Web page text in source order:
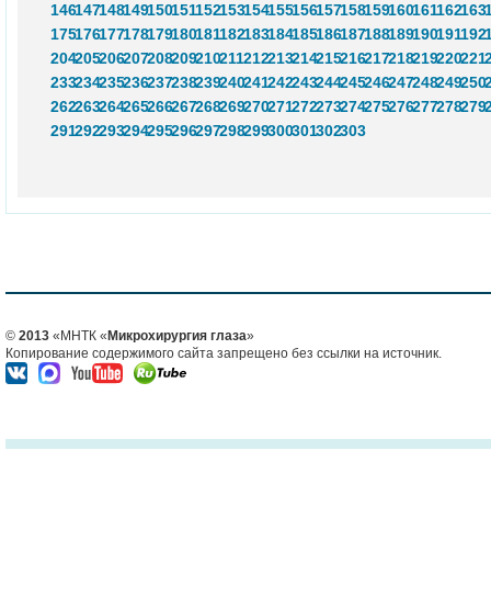
146147148149150151152153154155156157158159160161162163
175176177178179180181182183184185186187188189190191192
204205206207208209210211212213214215216217218219220221
233234235236237238239240241242243244245246247248249250
262263264265266267268269270271272273274275276277278279
291292293294295296297298299300301302303
© 2013 «МНТК « Микрохирургия глаза»
Копирование содержимого сайта запрещено без ссылки на источник.